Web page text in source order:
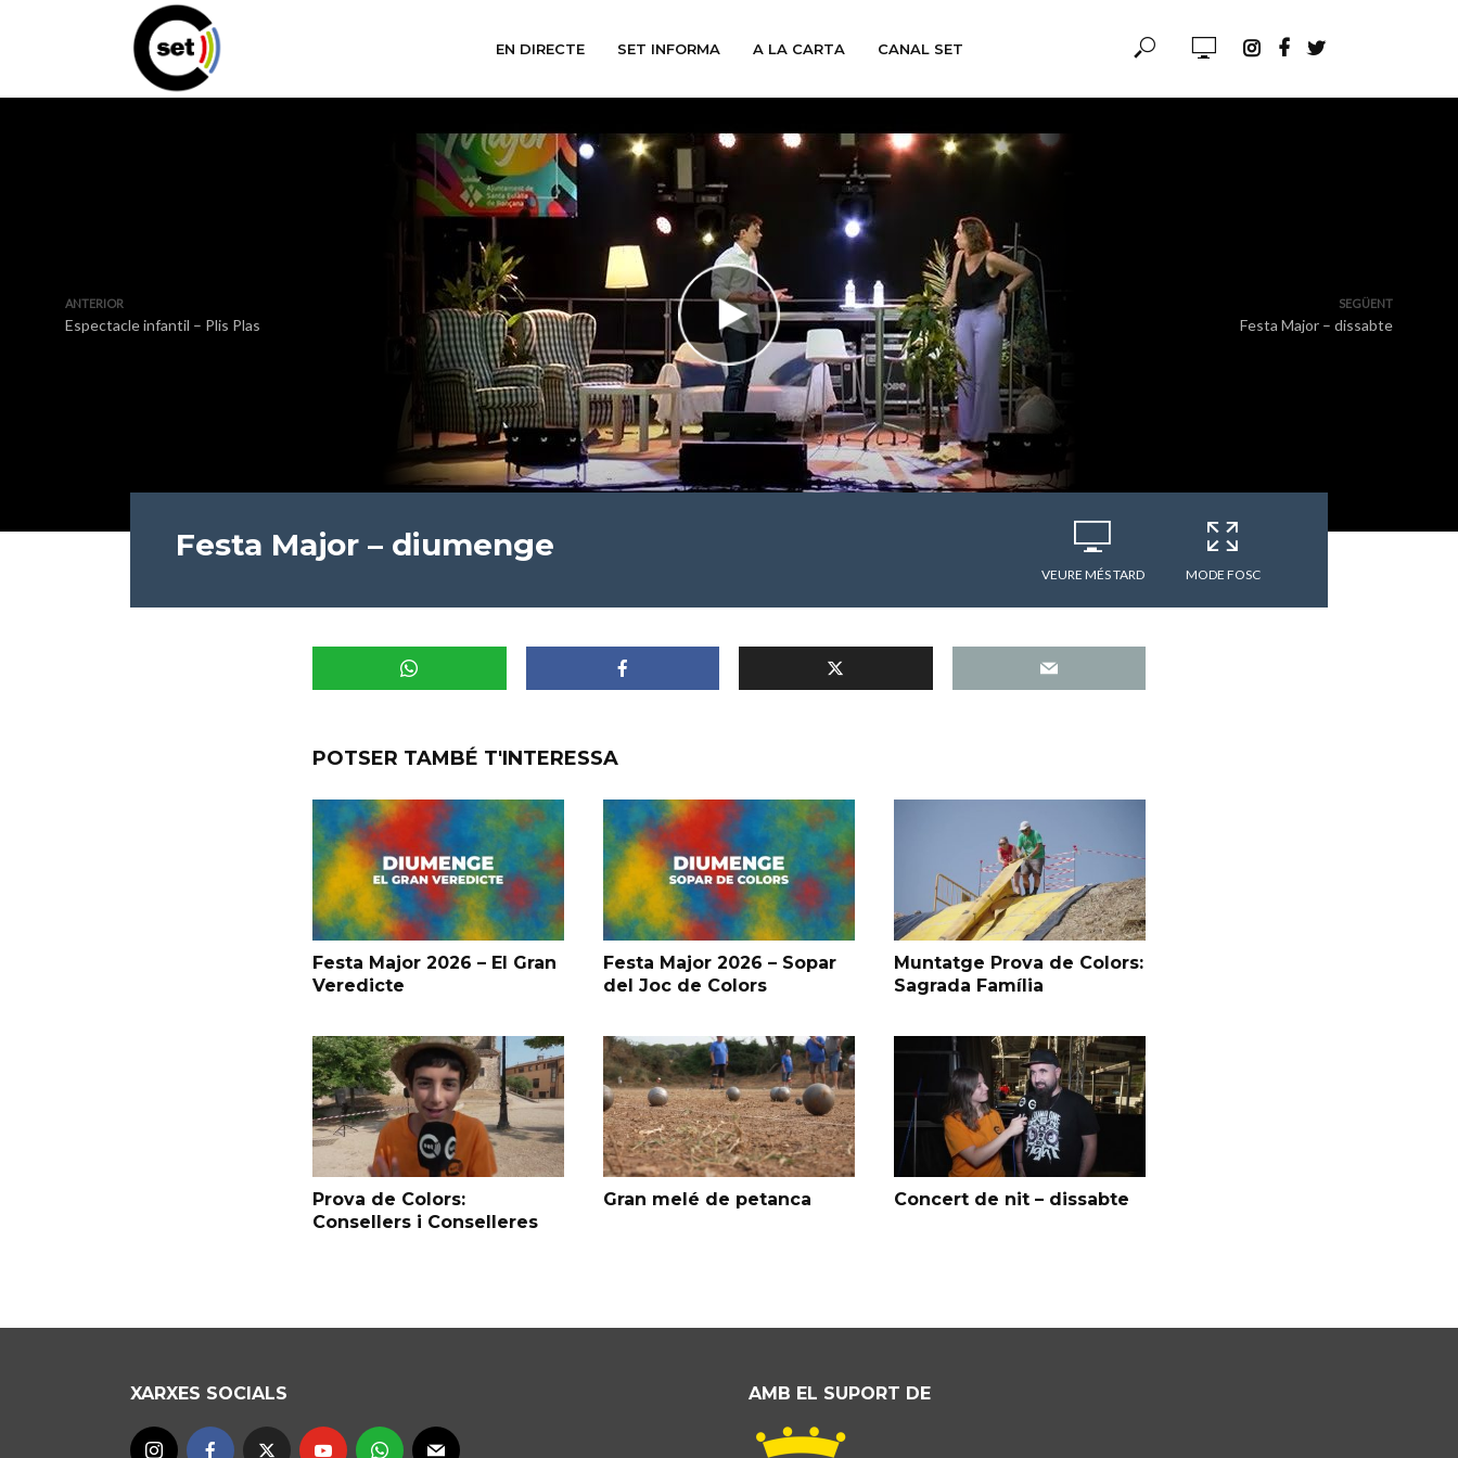
EN DIRECTE SET INFORMA A LA CARTA CANAL SET
ANTERIOR
Espectacle infantil – Plis Plas
SEGÜENT
Festa Major – dissabte
Festa Major – diumenge
VEURE MÉS TARD MODE FOSC
POTSER TAMBÉ T'INTERESSA
Festa Major 2026 – El Gran
Veredicte
Festa Major 2026 – Sopar
del Joc de Colors
Muntatge Prova de Colors:
Sagrada Família
Prova de Colors:
Consellers i Conselleres
Gran melé de petanca Concert de nit – dissabte
XARXES SOCIALS AMB EL SUPORT DE